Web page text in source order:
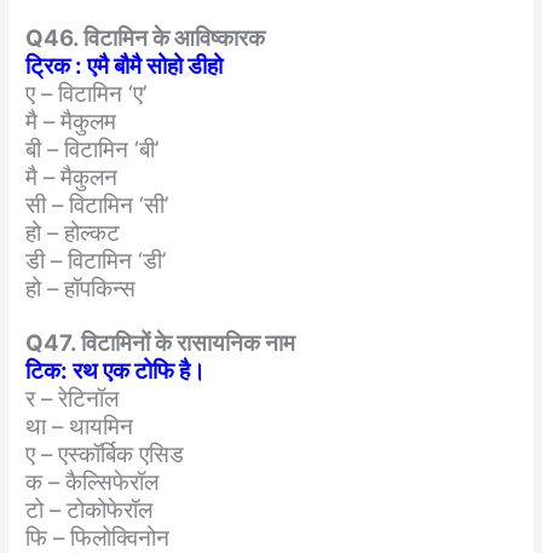
Q46. विटामिन के आविष्कारक
ट्रिक : एमै बौमै सोहो डीहो
ए – विटामिन ‘ए’
मै – मैकुलम
बी – विटामिन ‘बी’
मै – मैकुलन
सी – विटामिन ‘सी’
हो – होल्कट
डी – विटामिन ‘डी’
हो – हॉपकिन्स
Q47. विटामिनों के रासायनिक नाम
टिक: रथ एक टोफि है।
र – रेटिनॉल
था – थायमिन
ए – एस्कॉर्बिक एसिड
क – कैल्सिफेरॉल
टो – टोकोफेरॉल
फि – फिलोक्विनोन